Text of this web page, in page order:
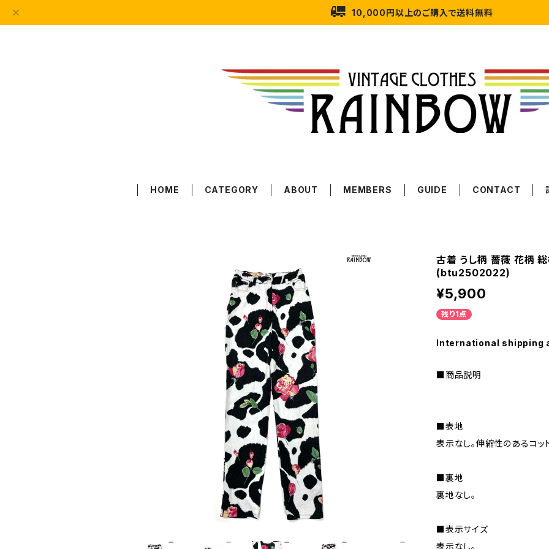
10,000円以上のご購入で送料無料
HOME CATEGORY ABOUT MEMBERS GUIDE CONTACT
古着 うし柄 薔薇 花柄
(btu2502022)
¥5,900
残り1点
International shipping
■商品説明
■表地
表示なし。伸縮性のあるコッ
■裏地
裏地なし。
■表示サイズ
表示なし。